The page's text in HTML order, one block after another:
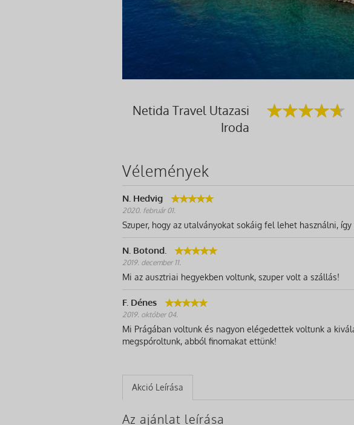
Netida Travel Utazasi
Iroda
Vélemények
N. Hedvig
2020. február 01.
Szuper, hogy az utalványokat sokáig fel lehet használni,
N. Botond.
2019. december 11.
Mi az ausztriai hegyekben voltunk, szuper volt a szállás!
F. Dénes
2019. október 04.
Mi Prágában voltunk és nagyon elégedettek voltunk a
megspóroltunk, abból finomakat ettünk!
Akció Leírása
Az ajánlat leírása